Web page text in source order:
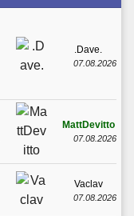
.Dave.
07.08.2026
MattDevitto
07.08.2026
Vaclav
07.08.2026